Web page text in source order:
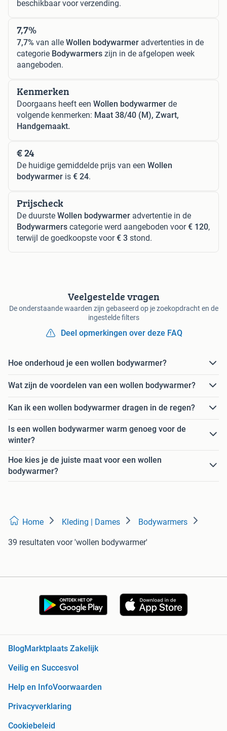
beschikbaar voor verzending.
7,7%
7,7% van alle Wollen bodywarmer advertenties in de
categorie Bodywarmers zijn in de afgelopen week
aangeboden.
Kenmerken
Doorgaans heeft een Wollen bodywarmer de
volgende kenmerken: Maat 38/40 (M), Zwart,
Handgemaakt.
€ 24
De huidige gemiddelde prijs van een Wollen
bodywarmer is € 24.
Prijscheck
De duurste Wollen bodywarmer advertentie in de
Bodywarmers categorie werd aangeboden voor€ 120,
terwijl de goedkoopste voor€ 3 stond.
Veelgestelde vragen
De onderstaande waarden zijn gebaseerd op je zoekopdracht en de
ingestelde filters
Deel opmerkingen over deze FAQ
Hoe onderhoud je een wollen bodywarmer?
Wat zijn de voordelen van een wollen bodywarmer?
Kan ik een wollen bodywarmer dragen in de regen?
Is een wollen bodywarmer warm genoeg voor de
winter?
Hoe kies je de juiste maat voor een wollen
bodywarmer?
Home Kleding | Dames Bodywarmers
39 resultaten voor 'wollen bodywarmer'
BlogMarktplaats Zakelijk
Veilig en Succesvol
Help en InfoVoorwaarden
Privacyverklaring
Cookiebeleid